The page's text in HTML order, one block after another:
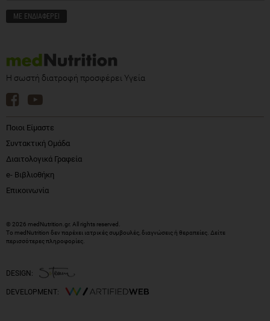
Η σωστή διατροφή προσφέρει Υγεία
Ποιοι Είμαστε
Συντακτική Ομάδα
Διαιτολογικά Γραφεία
e- Βιβλιοθήκη
Επικοινωνία
© 2026 medNutrition.gr. All rights reserved.
Το medNutrition δεν παρέχει ιατρικές συμβουλές, διαγνώσεις ή θεραπείες. Δείτε
περισσότερες πληροφορίες
DESIGN:
DEVELOPMENT: